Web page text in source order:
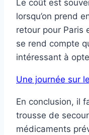
Le coût est
lorsqu’on prend
retour pour Paris
se rend compte
intéressant à
Une journée sur
En conclusion, il
trousse de
médicaments